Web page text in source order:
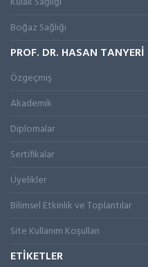
Boğaz Sağlığı
PROF. DR. HASAN TANYERİ
Özgeçmiş
Akademik
Diplomalar
Sertifikalar
Üyelikler
Bilimsel Etkinlik ve Toplantılar
Site Kullanım Koşulları
ETİKETLER